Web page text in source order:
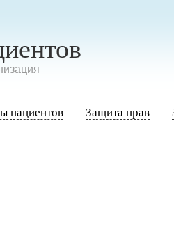
пациентов Защита прав